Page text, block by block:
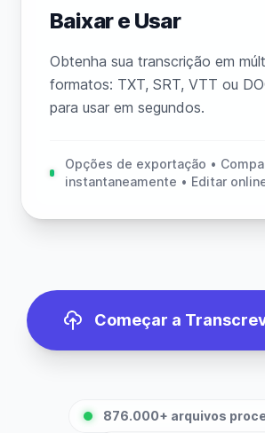
Baixar e Usar
Obtenha sua transcrição em
formatos: TXT, SRT, VTT ou
para usar em segundos.
Opções de exportação •
instantaneamente • Editar
Começar a
876.000+ arquivos